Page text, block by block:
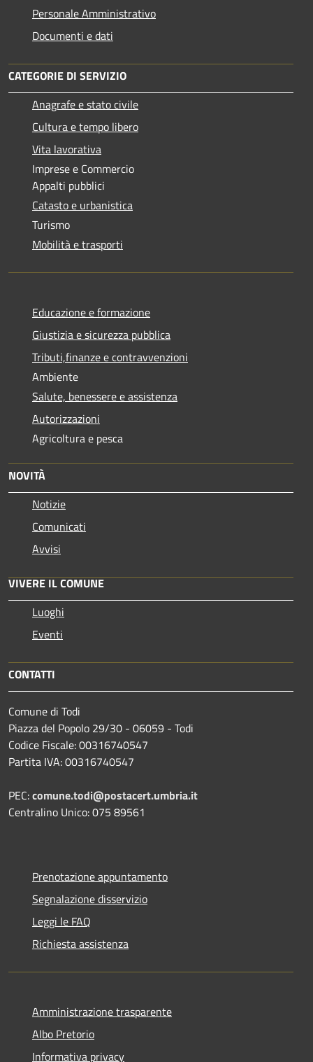
Personale Amministrativo
Documenti e dati
CATEGORIE DI SERVIZIO
Anagrafe e stato civile
Cultura e tempo libero
Vita lavorativa
Imprese e Commercio
Appalti pubblici
Catasto e urbanistica
Turismo
Mobilità e trasporti
Educazione e formazione
Giustizia e sicurezza pubblica
Tributi,finanze e contravvenzioni
Ambiente
Salute, benessere e assistenza
Autorizzazioni
Agricoltura e pesca
NOVITÀ
Notizie
Comunicati
Avvisi
VIVERE IL COMUNE
Luoghi
Eventi
CONTATTI
Comune di Todi
Piazza del Popolo 29/30 - 06059 - Todi
Codice Fiscale: 00316740547
Partita IVA: 00316740547
PEC:comune.todi@postacert.umbria.it
Centralino Unico: 075 89561
Prenotazione appuntamento
Segnalazione disservizio
Leggi le FAQ
Richiesta assistenza
Amministrazione trasparente
Albo Pretorio
Informativa privacy